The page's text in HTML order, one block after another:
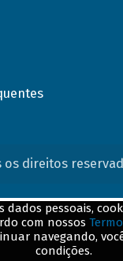
os direitos
dados pessoais,
com nossos
navegando,
condições.